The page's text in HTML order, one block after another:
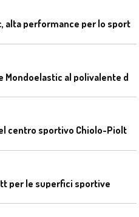
alta performance per lo sport
per le superfici sportive